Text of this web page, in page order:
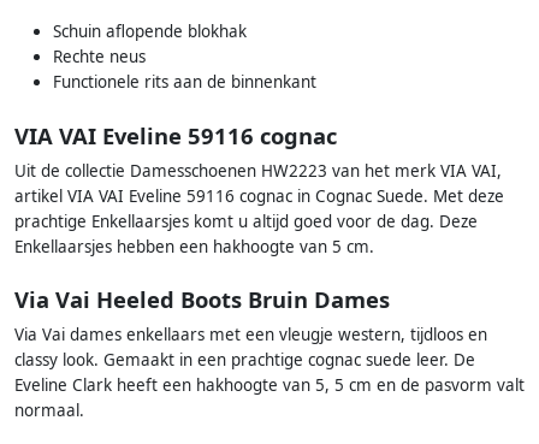
Schuin aflopende blokhak
Rechte neus
Functionele rits aan de binnenkant
VIA VAI Eveline 59116 cognac
Uit de collectie Damesschoenen HW2223 van het merk VIA VAI,
artikel VIA VAI Eveline 59116 cognac in Cognac Suede. Met deze
prachtige Enkellaarsjes komt u altijd goed voor de dag. Deze
Enkellaarsjes hebben een hakhoogte van 5 cm.
Via Vai Heeled Boots Bruin Dames
Via Vai dames enkellaars met een vleugje western, tijdloos en
classy look. Gemaakt in een prachtige cognac suede leer. De
Eveline Clark heeft een hakhoogte van 5, 5 cm en de pasvorm valt
normaal.